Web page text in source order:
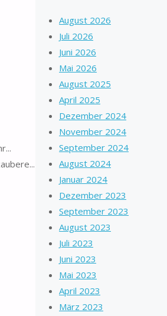
August 2026
Juli 2026
Juni 2026
Mai 2026
August 2025
April 2025
Dezember 2024
November 2024
September 2024
August 2024
Januar 2024
Dezember 2023
September 2023
August 2023
Juli 2023
Juni 2023
Mai 2023
April 2023
März 2023